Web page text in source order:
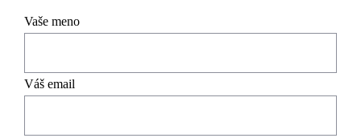
Vaše meno
Váš email